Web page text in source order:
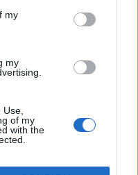
my
my
of my
with the
co minulý týden
pobřežní stráž s policií zabavily
plavidlo. Pasažéři lodi
Sám Watson na
s odvoláním na islandskou
kvůli vedrům více
vysokým letním